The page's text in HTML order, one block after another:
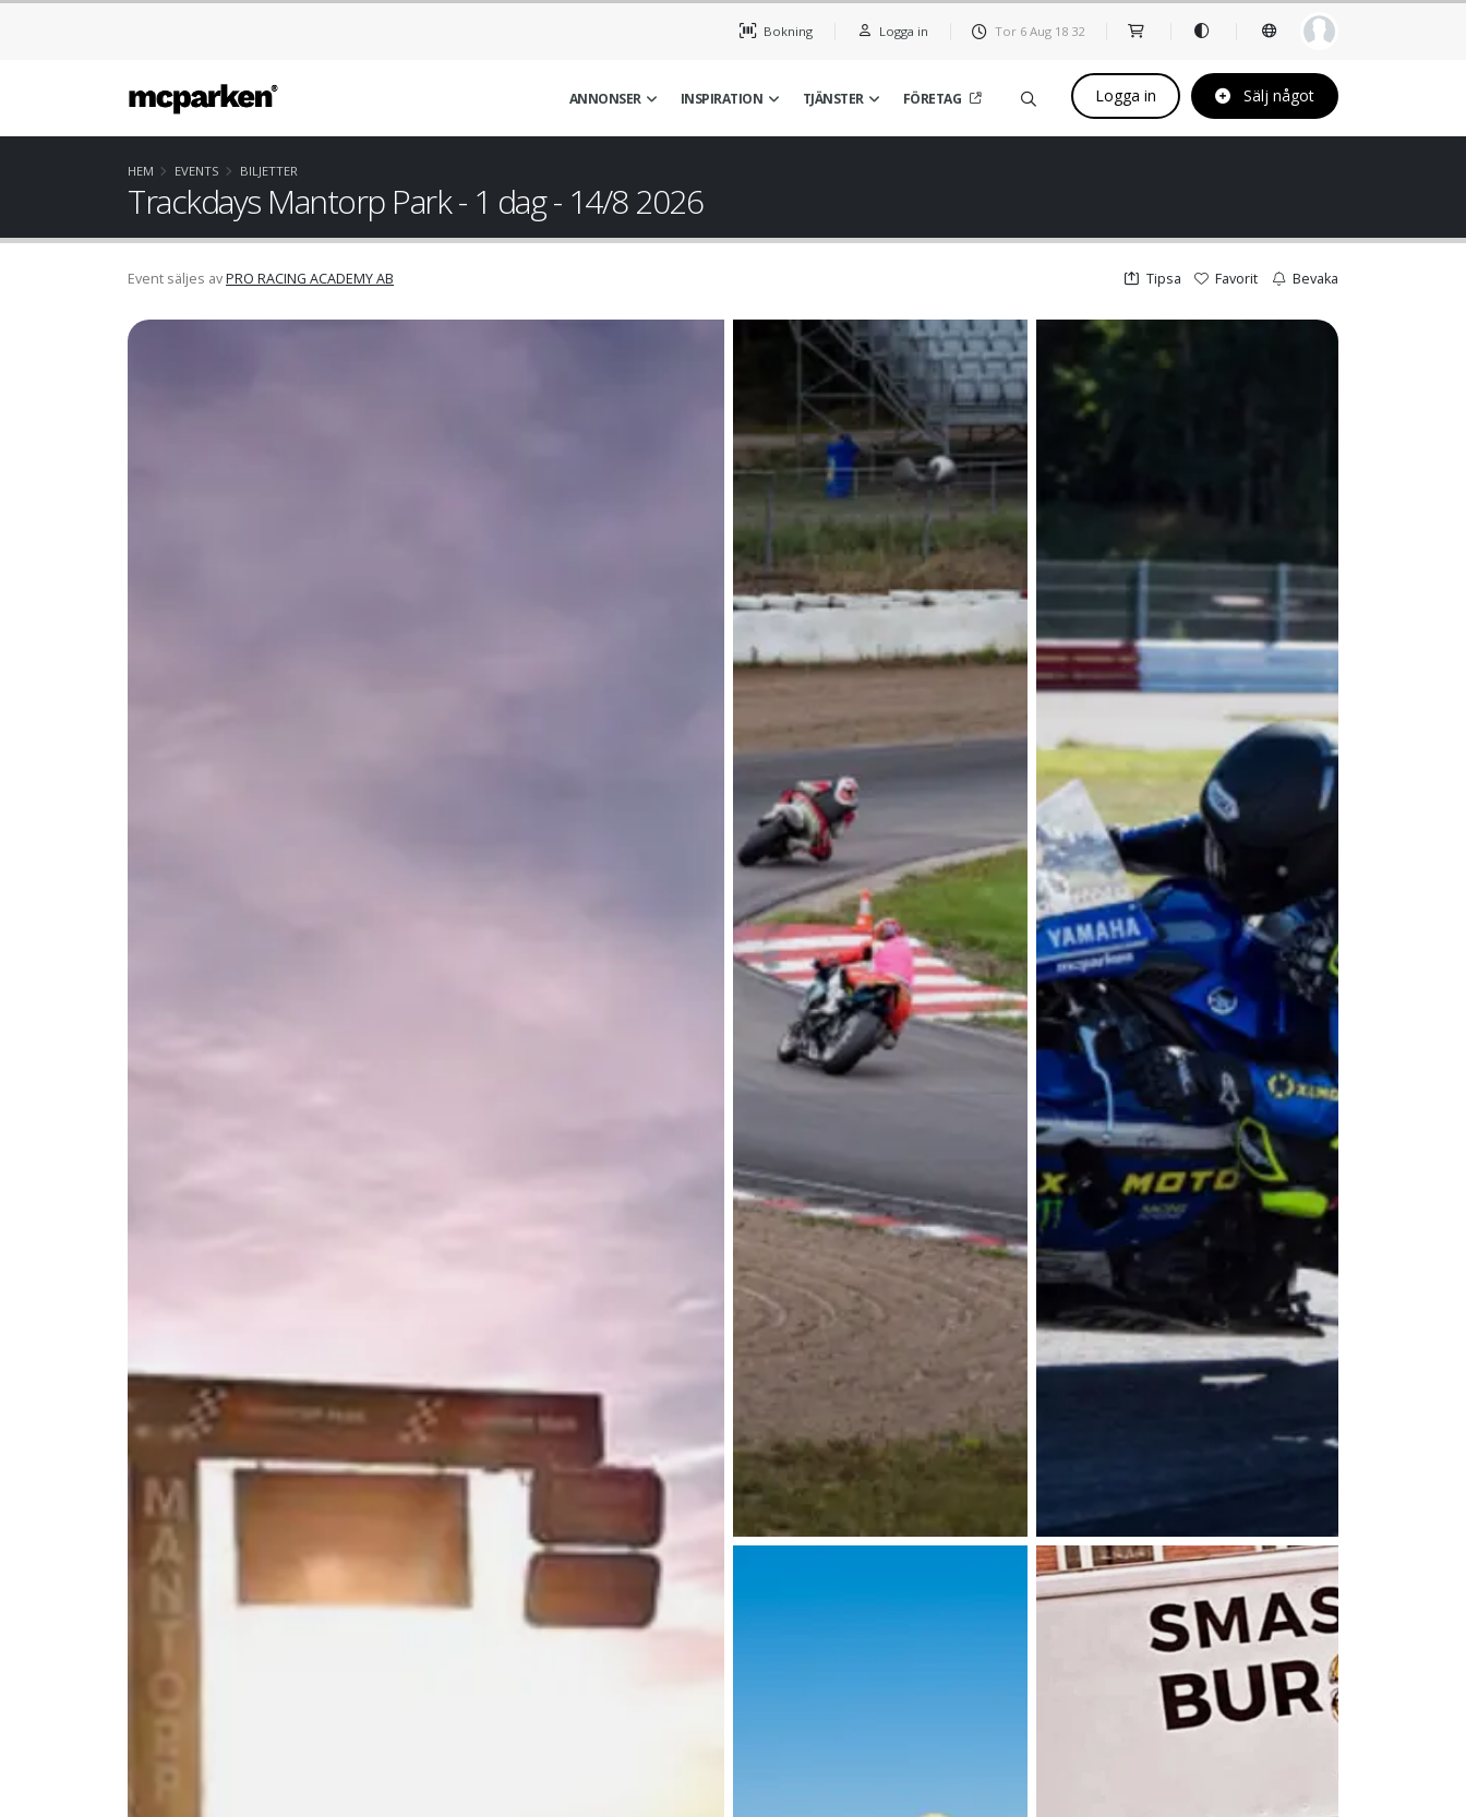
Bokning Logga in Tor 6 Aug 18 32
ANNONSER INSPIRATION TJÄNSTER FÖRETAG Logga in Sälj något
HEM EVENTS BILJETTER
Trackdays Mantorp Park - 1 dag - 14/8 2026
Event säljes avPRO RACING ACADEMY AB Tipsa Favorit Bevaka